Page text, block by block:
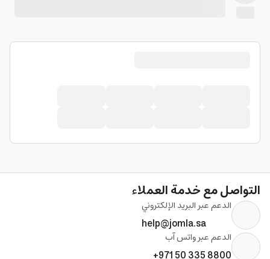
التواصل مع خدمة العملاء
الدعم عبر البريد الإلكتروني
help@jomla.sa
الدعم عبر واتس آب
+971 50 335 8800